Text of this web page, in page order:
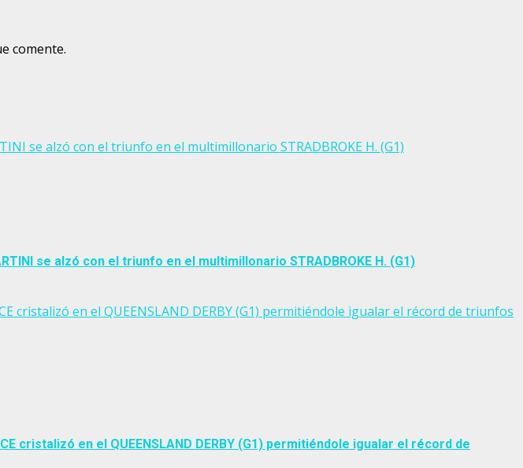
comente.
se alzó con el triunfo en el multimillonario STRADBROKE H. (G1)
se alzó con el triunfo en el multimillonario STRADBROKE H. (G1)
cristalizó en el QUEENSLAND DERBY (G1) permitiéndole igualar el récord de triunfos
cristalizó en el QUEENSLAND DERBY (G1) permitiéndole igualar el récord de